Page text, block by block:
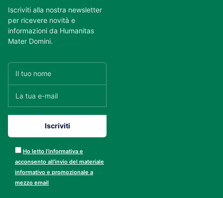
Iscriviti alla nostra newsletter
per ricevere novità e
informazioni da Humanitas
Mater Domini.
Ho letto l’informativa e
acconsento all’invio del materiale
informativo e promozionale a
mezzo email